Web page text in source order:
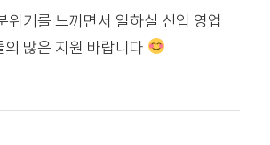
위기를 느끼면서 일하실 신입 영업
많은 지원 바랍니다